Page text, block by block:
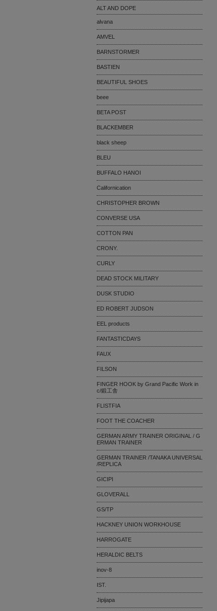
ALT AND DOPE
alvana
AMVEL
BARNSTORMER
BASTIEN
BEAUTIFUL SHOES
beee
BETA POST
BLACKEMBER
black sheep
BLEU
BUFFALO HANOI
Californication
CHRISTOPHER BROWN
CONVERSE USA
COTTON PAN
CRONY.
CURLY
DEAD STOCK MILITARY
DUSK STUDIO
ED ROBERT JUDSON
EEL products
FANTASTICDAYS
FAUX
FILSON
FINGER HOOK by Grand Pacific Work in
c/鍛工舎
FLISTFIA
FOOT THE COACHER
GERMAN ARMY TRAINER ORIGINAL / G
ERMAN TRAINER
GERMAN TRAINER /TANAKA UNIVERSAL
/REPLICA
GICIPI
GLOVERALL
GS/TP
HACKNEY UNION WORKHOUSE
HARROGATE
HERALDIC BELTS
inov-8
IST.
Jipijapa